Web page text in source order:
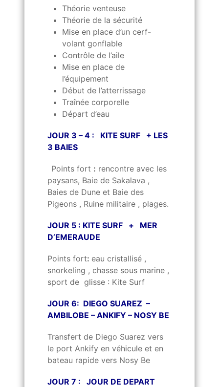
Théorie venteuse
Théorie de la sécurité
Mise en place d’un cerf-
volant gonflable
Contrôle de l’aile
Mise en place de
l’équipement
Début de l’atterrissage
Traînée corporelle
Départ d’eau
JOUR 3 – 4 : KITE SURF + LES
3 BAIES
Points fort : rencontre avec les
paysans, Baie de Sakalava ,
Baies de Dune et Baie des
Pigeons , Ruine militaire , plages.
JOUR 5 : KITE SURF + MER
D’EMERAUDE
Points fort: eau cristallisé ,
snorkeling , chasse sous marine ,
sport de glisse : Kite Surf
JOUR 6: DIEGO SUAREZ –
AMBILOBE – ANKIFY – NOSY BE
Transfert de Diego Suarez vers
le port Ankify en véhicule et en
bateau rapide vers Nosy Be
JOUR 7 : JOUR DE DEPART